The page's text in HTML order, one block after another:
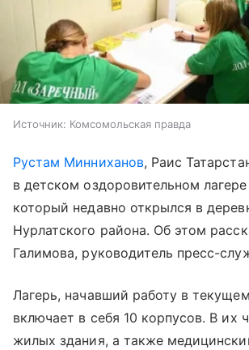
Источник: Комсомольская правда
Рустам Минниханов, Раис
в детском оздоровительном
который недавно открылся в
Нурлатского района. Об этом
Галимова, руководитель пресс-
Лагерь, начавший работу в
включает в себя 10 корпусов. В их
жилых здания, а также